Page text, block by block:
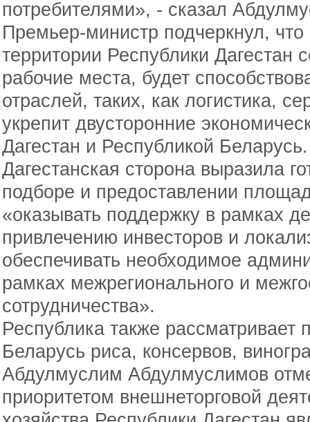
потребителями», - сказал
Премьер-министр подчеркнул,
территории Республики Дагестан
рабочие места, будет
отраслей, таких, как логистика,
укрепит двусторонние
Дагестан и Республикой Беларусь.
Дагестанская сторона выразила
подборе и предоставлении
«оказывать поддержку в рамках
привлечению инвесторов и
обеспечивать необходимое
рамках межрегионального и
сотрудничества».
Республика также рассматривает
Беларусь риса, консервов,
Абдулмуслим Абдулмуслимов
приоритетом внешнеторговой